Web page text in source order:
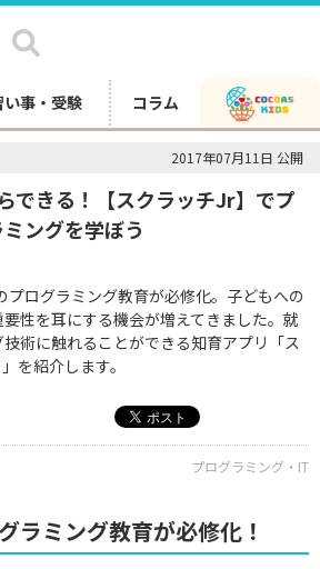
い事・受験 コラム
2017年07月11日 公開
できる！【スクラッチJr】でプ
ングを学ぼう
プログラミング教育が必修化。子どもへの
性を耳にする機会が増えてきました。就
術に触れることができる知育アプリ「ス
を紹介します。
プログラミング・IT
ラミング教育が必修化！